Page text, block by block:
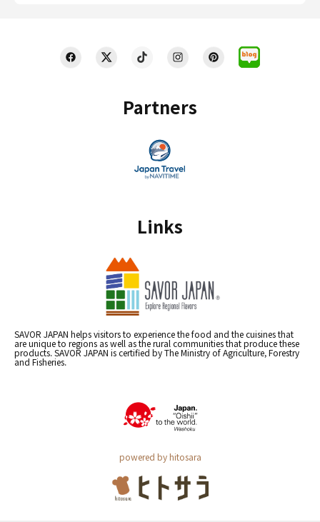
Partners
Links
SAVOR JAPAN helps visitors to experience the food and the cuisines that
are unique to regions as well as the rural communities that produce these
products. SAVOR JAPAN is certified by The Ministry of Agriculture, Forestry
and Fisheries.
powered by hitosara